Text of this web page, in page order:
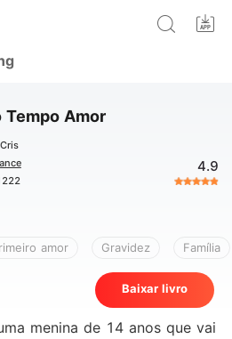
Tempo Amor
4.9
amor Gravidez Família
Baixar livro
menina de 14 anos que vai